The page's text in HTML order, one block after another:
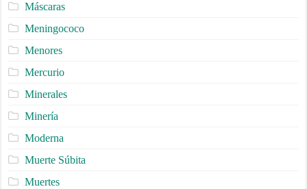
Máscaras
Meningococo
Menores
Mercurio
Minerales
Minería
Moderna
Muerte Súbita
Muertes